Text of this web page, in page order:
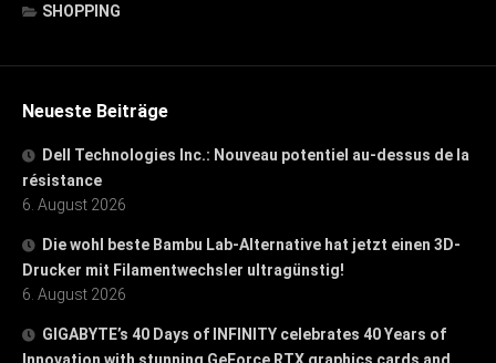
SHOPPING
Neueste Beiträge
Dell Technologies Inc.: Nouveau potentiel au-dessus de la
résistance
6. August 2026
Die wohl beste Bambu Lab-Alternative hat jetzt einen 3D-
Drucker mit Filamentwechsler ultragünstig!
6. August 2026
GIGABYTE’s 40 Days of INFINITY celebrates 40 Years of
Innovation with stunning GeForce RTX graphics cards and